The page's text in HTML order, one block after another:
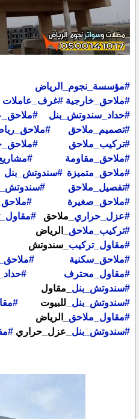
#مؤسسة_نجوم_الرياض
#ملاحق_خارجية #غرف_عاملات
#حداد_سندوتش_بنل
#تصميم_ملاحق
#تركيب_ملاحق
#ملاحق_مقاومة
#ملاحق_متميزة #سندوتش_بنل
#تفصيل_ملاحق
#ملاحق_صغيرة
#عزل_حراري _ملاحق
#تركيب_ملاحق
#مقاول_تركيب
#ملاحق_سكنية
#مقاول_محترف
#سندوتش_بنل
#سندوتش_بنل _للبيوت
#مقاول_ملاحق
#سندوتش_بنل _عزل_حراري